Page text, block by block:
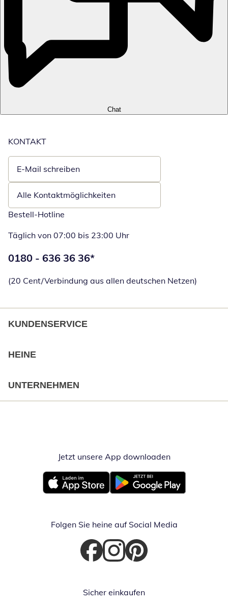
Chat
KONTAKT
E-Mail schreiben
Öffnet E-Mail-Client
Alle Kontaktmöglichkeiten
Bestell-Hotline
Täglich von 07:00 bis 23:00 Uhr
Telefonnummer:
0180 - 636 36 36*
(20 Cent/Verbindung aus allen deutschen Netzen)
KUNDENSERVICE
HEINE
UNTERNEHMEN
Jetzt unsere App downloadenÖffnet in
Öffnet in neuem FensterÖffnet in neuem Fenster
Folgen Sie heine auf Social Media
Öffnet in neuem Fenster
Öffnet in neuem Fenster
Öffnet in neuem Fenster
Sicher einkaufen